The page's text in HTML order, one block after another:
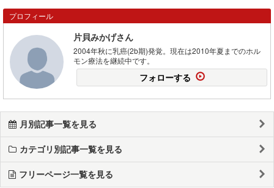
プロフィール
片貝みかげさん
2004年秋に乳癌(2b期)発覚。現在は2010年夏までのホル
モン療法を継続中です。
フォローする
月別記事一覧を見る
カテゴリ別記事一覧を見る
フリーページ一覧を見る